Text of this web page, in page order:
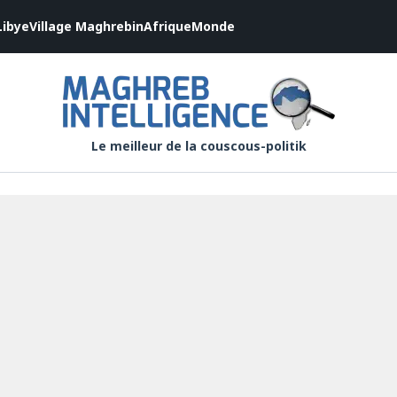
Village MaghrebinAfriqueMonde
Le meilleur de la couscous-politik